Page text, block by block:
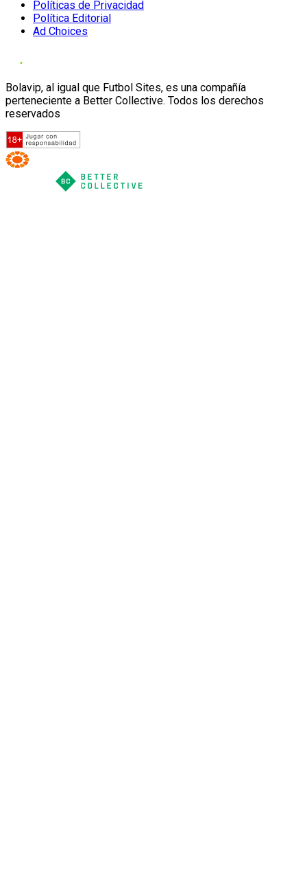
Políticas de Privacidad
Política Editorial
Ad Choices
Bolavip, al igual que Futbol Sites, es una compañía
perteneciente a Better Collective. Todos los derechos
reservados